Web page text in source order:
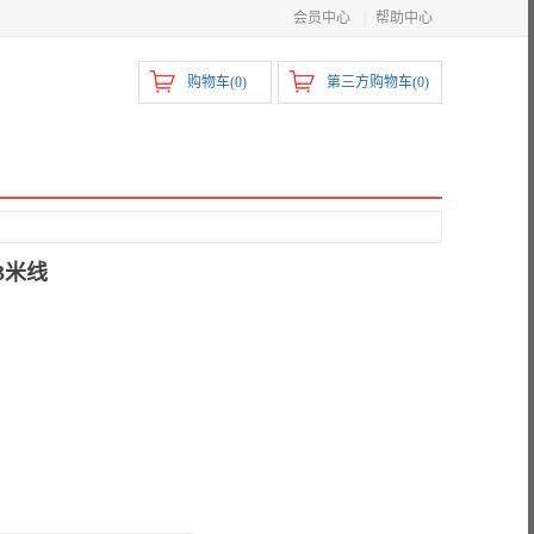
会员中心 帮助中心
第三方购物车(0)
购物车(0)
米线